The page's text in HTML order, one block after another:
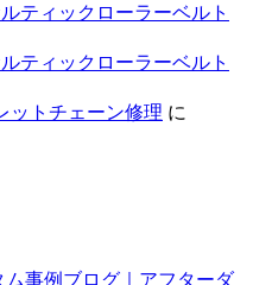
ティックローラーベルト
ティックローラーベルト
ットチェーン修理 に
事例ブログ｜アフターダ